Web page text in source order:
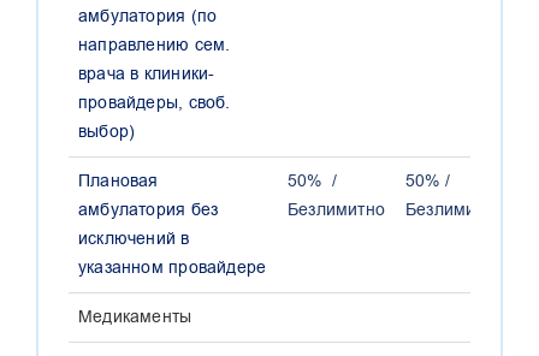
амбулатория (по
направлению сем.
врача в клиники-
провайдеры, своб.
выбор)
Плановая
амбулатория без
исключений в
указанном провайдере
50% /
Безлимитно
50% /
Безлимитно
Медикаменты